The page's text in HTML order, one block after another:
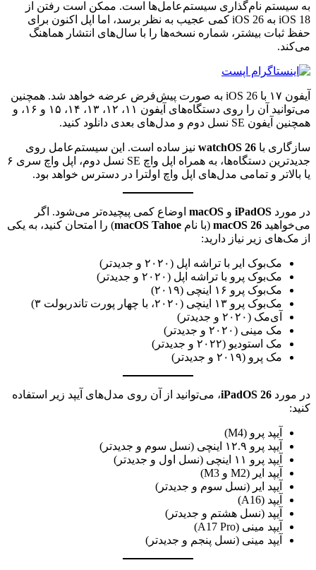
به سیستم نام‌گذاری سیستم‌عامل‌ها است. ممکن است رفتن از
iOS 18 به iOS 26 کمی عجیب به نظر برسد، اما اپل اکنون برای
حفظ ثبات بیشتر، شماره نسخه‌ها را با سال‌های انتشار هماهنگ
می‌کند.
آیفون ۱۷ با iOS 26 به صورت پیش‌فرض عرضه خواهد شد. همچنین
می‌توانید آن را روی دستگاه‌های آیفون ۱۱، ۱۲، ۱۳، ۱۴، ۱۵ و ۱۶، و
همچنین آیفون SE نسل دوم و مدل‌های بعدی دانلود کنید.
سازگاری با watchOS 26 نیز ساده است. این سیستم‌عامل روی
جدیدترین دستگاه‌ها، به همراه اپل واچ SE نسل دوم، اپل واچ سری ۶
یا بالاتر و تمامی مدل‌های اپل واچ اولترا در دسترس خواهد بود.
در مورد iPadOS و macOS اوضاع کمی پیچیده‌تر می‌شود. اگر
می‌خواهید macOS 26 (با نام macOS Tahoe) را امتحان کنید، به یکی
از مک‌های زیر نیاز دارید:
مک‌بوک ایر با تراشه اپل (۲۰۲۰ و جدیدتر)
مک‌بوک پرو با تراشه اپل (۲۰۲۰ و جدیدتر)
مک‌بوک پرو ۱۶ اینچی (۲۰۱۹)
مک‌بوک پرو ۱۳ اینچی (۲۰۲۰، با چهار پورت تاندربولت ۳)
آی‌مک (۲۰۲۰ و جدیدتر)
مک مینی (۲۰۲۰ و جدیدتر)
مک استودیو (۲۰۲۲ و جدیدتر)
مک پرو (۲۰۱۹ و جدیدتر)
در مورد iPadOS 26، می‌توانید از آن روی مدل‌های آیپد زیر استفاده
کنید:
آیپد پرو (M4)
آیپد پرو ۱۲.۹ اینچی (نسل سوم و جدیدتر)
آیپد پرو ۱۱ اینچی (نسل اول و جدیدتر)
آیپد ایر (M2 و M3)
آیپد ایر (نسل سوم و جدیدتر)
آیپد (A16)
آیپد (نسل هشتم و جدیدتر)
آیپد مینی (A17 Pro)
آیپد مینی (نسل پنجم و جدیدتر)